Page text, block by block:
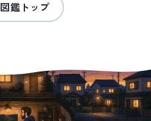
図鑑トップ